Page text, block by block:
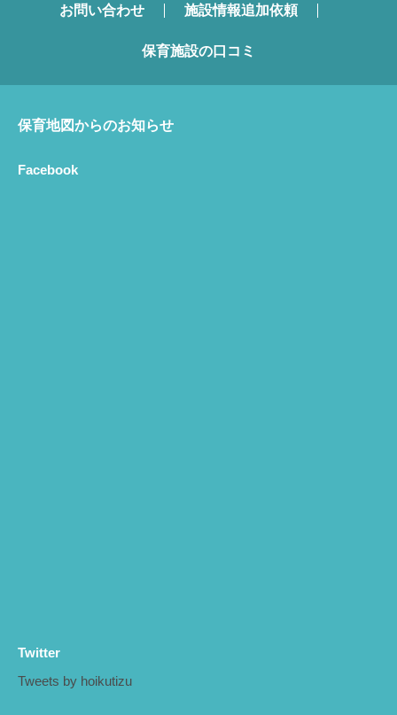
お問い合わせ 施設情報追加依頼
保育施設の口コミ
保育地図からのお知らせ
Facebook
Twitter
Tweets by hoikutizu